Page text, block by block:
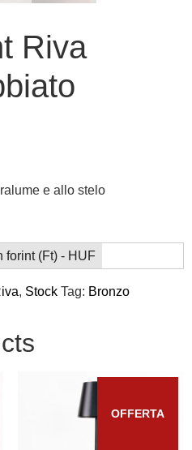
Riva
e allo stelo
forint (Ft) - HUF
, Stock Tag: Bronzo
OFFERTA